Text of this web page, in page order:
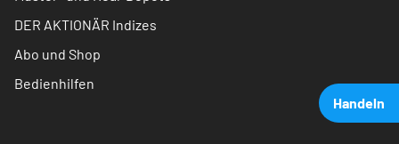
Handeln
DER AKTIONÄR Indizes
Abo und Shop
Bedienhilfen